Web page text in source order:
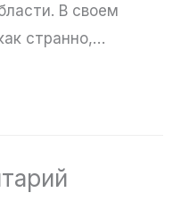
В своем
странно,…